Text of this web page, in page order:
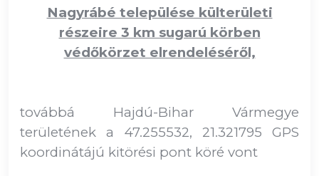
Nagyrábé települése külterületi
részeire 3 km sugarú körben
védőkörzet elrendeléséről,
továbbá Hajdú-Bihar Vármegye
területének a 47.255532, 21.321795 GPS
koordinátájú kitörési pont köré vont